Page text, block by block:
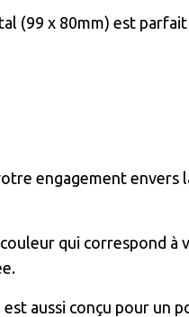
(99 x 80mm) est
engagement
qui correspond
aussi conçu pour un